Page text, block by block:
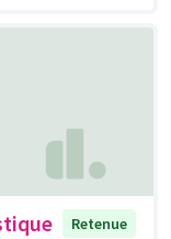
Retenue